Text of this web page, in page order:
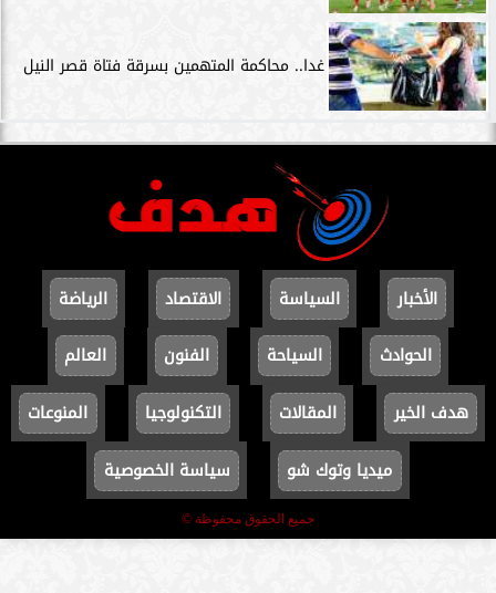
غدا.. محاكمة المتهمين بسرقة فتاة قصر النيل
الأخبار السياسة الاقتصاد
الرياضة
الحوادث
السياحة الفنون
العالم
هدف الخير
المقالات التكنولوجيا
المنوعات
ميديا وتوك شو
سياسة الخصوصية
جميع الحقوق محفوظة ©